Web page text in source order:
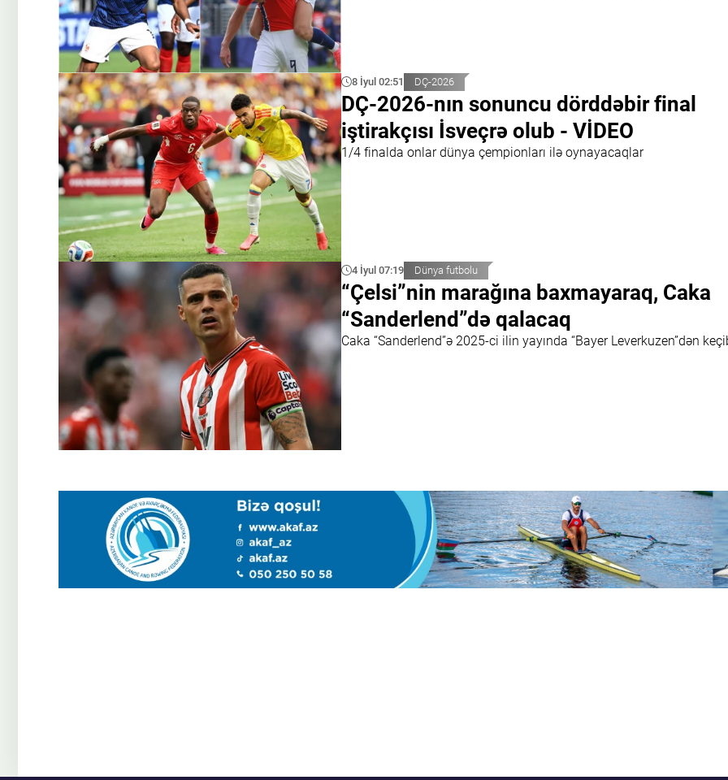
8 İyul 02:51 DÇ-2026
DÇ-2026-nın sonuncu dörddəbir final
iştirakçısı İsveçrə olub - VİDEO
1/4 finalda onlar dünya çempionları ilə oynayacaqlar
4 İyul 07:19 Dünya futbolu
“Çelsi”nin marağına baxmayaraq, Caka
“Sanderlend”də qalacaq
Caka “Sanderlend”ə 2025-ci ilin yayında “Bayer Leverkuzen”dən